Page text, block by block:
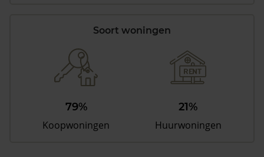
Soort woningen
79%
Koopwoningen
21%
Huurwoningen